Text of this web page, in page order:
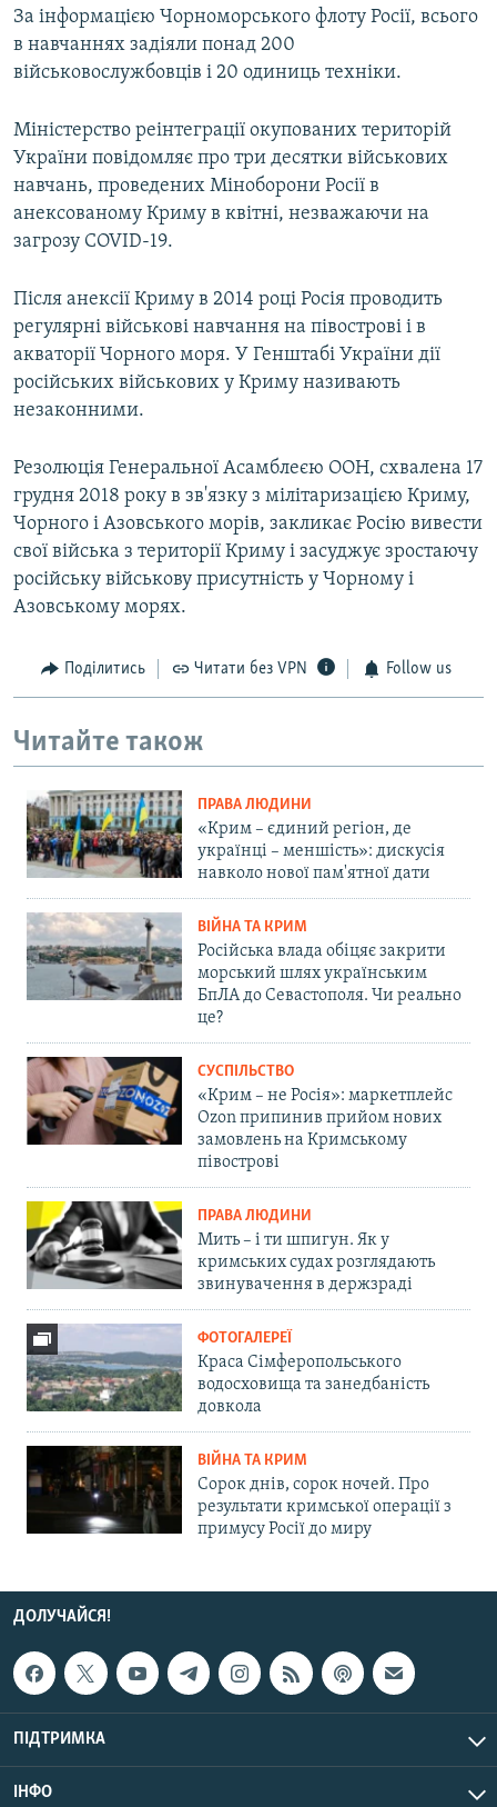
За інформацією Чорноморського флоту Росії, всього
в навчаннях задіяли понад 200
військовослужбовців і 20 одиниць техніки.
Міністерство реінтеграції окупованих територій
України повідомляє про три десятки військових
навчань, проведених Міноборони Росії в
анексованому Криму в квітні, незважаючи на
загрозу COVID-19.
Після анексії Криму в 2014 році Росія проводить
регулярні військові навчання на півострові і в
акваторії Чорного моря. У Генштабі України дії
російських військових у Криму називають
незаконними.
Резолюція Генеральної Асамблеєю ООН, схвалена 17
грудня 2018 року в зв'язку з мілітаризацією Криму,
Чорного і Азовського морів, закликає Росію вивести
свої війська з території Криму і засуджує зростаючу
російську військову присутність у Чорному і
Азовському морях.
Поділитись Читати без VPN Follow us
Читайте також
ПРАВА ЛЮДИНИ
«Крим – єдиний регіон, де
українці – меншість»: дискусія
навколо нової пам'ятної дати
ВІЙНА ТА КРИМ
Російська влада обіцяє закрити
морський шлях українським
БпЛА до Севастополя. Чи реально
це?
СУСПІЛЬСТВО
«Крим – не Росія»: маркетплейс
Ozon припинив прийом нових
замовлень на Кримському
півострові
ПРАВА ЛЮДИНИ
Мить – і ти шпигун. Як у
кримських судах розглядають
звинувачення в держзраді
ФОТОГАЛЕРЕЇ
Краса Сімферопольського
водосховища та занедбаність
довкола
ВІЙНА ТА КРИМ
Сорок днів, сорок ночей. Про
результати кримської операції з
примусу Росії до миру
ДОЛУЧАЙСЯ!
ПІДТРИМКА
ІНФО